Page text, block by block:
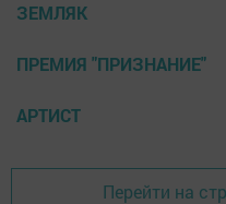
ЗЕМЛЯК
ПРЕМИЯ "ПРИЗНАНИЕ"
АРТИСТ
Перейти на